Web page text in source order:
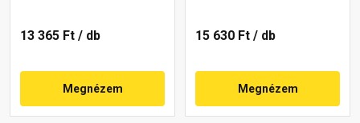
13 365 Ft / db
Megnézem
15 630 Ft / db
Megnézem